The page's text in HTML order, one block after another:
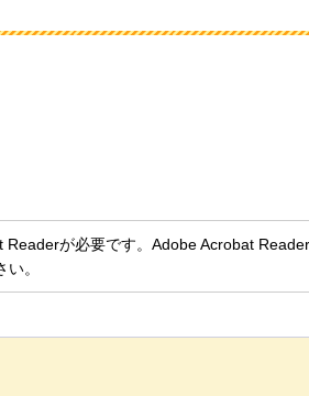
が必要です。Adobe Acrobat
。